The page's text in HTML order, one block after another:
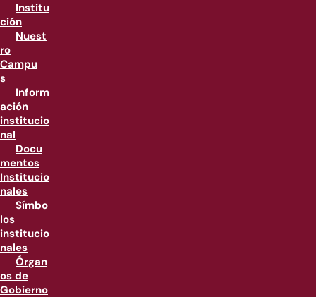
Institu
ción
Nuest
ro
Campu
s
Inform
ación
institucio
nal
Docu
mentos
Institucio
nales
Símbo
los
institucio
nales
Órgan
os de
Gobierno